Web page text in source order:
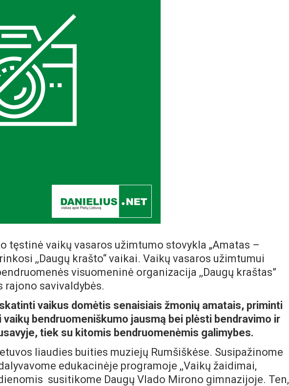
tęstinė vaikų vasaros užimtumo stovykla „Amatas –
,,Daugų krašto“ vaikai. Vaikų vasaros užimtumui
visuomeninė organizacija ,,Daugų kraštas”
rajono savivaldybės.
vaikus domėtis senaisiais žmonių amatais, priminti
bendruomeniškumo jausmą bei plėsti bendravimo ir
tiek su kitomis bendruomenėmis galimybes.
liaudies buities muziejų Rumšiškėse. Susipažinome
edukacinėje programoje ,,Vaikų žaidimai,
susitikome Daugų Vlado Mirono gimnazijoje. Ten,